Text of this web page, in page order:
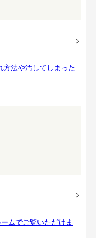
方法や汚してしまった
ムでご覧いただけま